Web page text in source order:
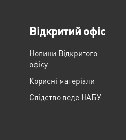
Відкритий офіс
Новини Відкритого
офісу
Корисні матеріали
Слідство веде НАБУ